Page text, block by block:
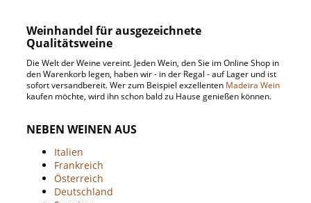
Weinhandel für ausgezeichnete
Qualitätsweine
Die Welt der Weine vereint. Jeden Wein, den Sie im Online Shop in
den Warenkorb legen, haben wir - in der Regal - auf Lager und ist
sofort versandbereit. Wer zum Beispiel exzellenten Madeira Wein
kaufen möchte, wird ihn schon bald zu Hause genießen können.
NEBEN WEINEN AUS
Italien
Frankreich
Österreich
Deutschland